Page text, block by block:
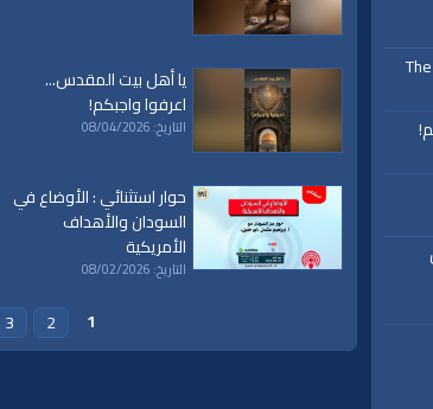
الأقصى،|بيت|المقدس، حزب|التحرير،|الخلافة|الراشدة
تلاوة|التغيير|النهضة|إقتصاد |طريق النجاح
يا أهل بيت المقدس...
اعرفوا واجبكم!
التاريخ: 08/04/2026
حوار استثنائي : الأوضاع في
السودان والأهداف
الأمريكية
التاريخ: 08/02/2026
1
2
3